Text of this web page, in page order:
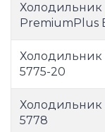
Холодильник
PremiumPlus
Холодильник
5775-20
Холодильник
5778